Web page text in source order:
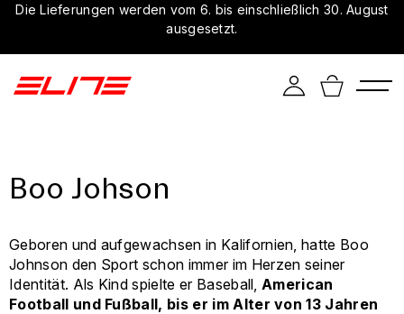
Die Lieferungen werden vom 6. bis einschließlich 30. August
ausgesetzt.
Boo Johson
Geboren und aufgewachsen in Kalifornien, hatte Boo
Johnson den Sport schon immer im Herzen seiner
Identität. Als Kind spielte er Baseball,American
Football und Fußball, bis er im Alter von 13 Jahren